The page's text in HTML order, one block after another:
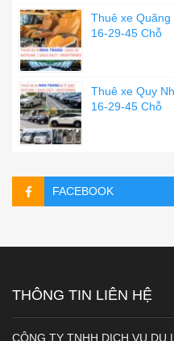
Thuê xe Quãng
16-29-45 Chỗ
Thuê xe Quy
16-29-45 Chỗ
FACEBOOK
THÔNG TIN LIÊN HỆ
CÔNG TY TNHH DỊCH VỤ DU